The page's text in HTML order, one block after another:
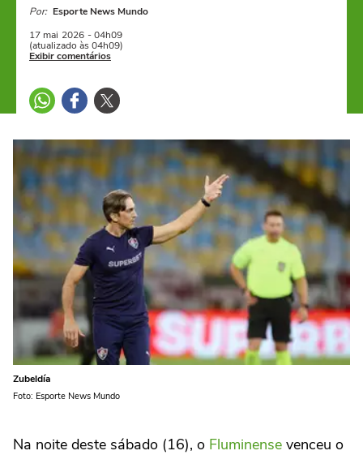
Por: Esporte News Mundo
17 mai 2026 - 04h09
(atualizado às 04h09)
Exibir comentários
Zubeldía
Foto: Esporte News Mundo
Na noite deste sábado (16), o Fluminense venceu o